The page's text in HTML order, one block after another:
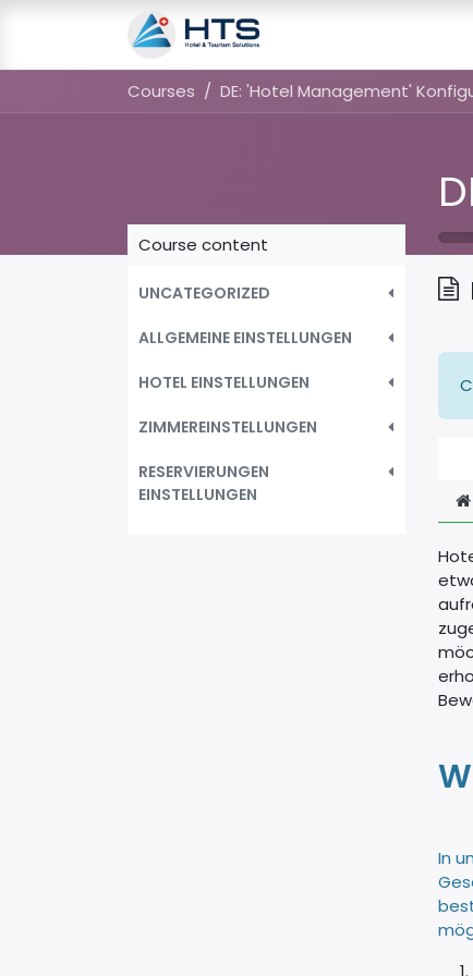
Courses DE: 'Hotel Management'
Course content
UNCATEGORIZED
ALLGEMEINE EINSTELLUNGEN
HOTEL EINSTELLUNGEN
ZIMMEREINSTELLUNGEN
RESERVIERUNGEN
EINSTELLUNGEN
In